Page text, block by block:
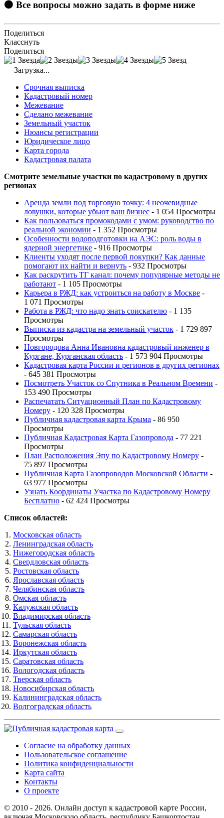
🟠 Все вопросы можно задать в форме ниже
Поделиться
Класснуть
Поделиться
Загрузка...
Срочная выписка
Кадастровый номер
Межевание
Сделано межевание
Земельный участок
Нюансы регистрации
Юридическое лицо
Карта города
Кадастровая палата
Смотрите земельные участки по кадастровому в других
регионах
Аренда земли под торговую точку: 4 неочевидные
ловушки, которые убьют ваш бизнес - 1 054 Просмотры
Как пользоваться промокодами с умом: руководство по
реальной экономии - 1 352 Просмотры
Особенности водоподготовки на АЭС: роль воды в
ядерной энергетике - 916 Просмотры
Клиенты уходят после первой покупки? Как данные
помогают их найти и вернуть - 932 Просмотры
Как раскрутить ТГ канал: почему популярные методы не
работают - 1 105 Просмотры
Карьера в РЖД: как устроиться на работу в Москве -
1 071 Просмотры
Работа в РЖД: что надо знать соискателю - 1 135
Просмотры
Выписка из кадастра на земельный участок - 1 729 897
Просмотры
Новгородова Анна Ивановна кадастровый инженер в
Кургане, Курганская область - 1 573 904 Просмотры
Кадастровая карта России и регионов в других регионах
- 645 381 Просмотры
Посмотреть Участок со Спутника в Реальном Времени -
153 490 Просмотры
Распечатать Ситуационный План по Кадастровому
Номеру - 120 328 Просмотры
Публичная кадастровая карта Крыма - 86 950
Просмотры
Публичная Кадастровая Карта Газопровода - 77 221
Просмотры
План Расположения Эпу по Кадастровому Номеру -
75 897 Просмотры
Публичная Карта Газопроводов Московской Области -
63 977 Просмотры
Узнать Координаты Участка по Кадастровому Номеру
Бесплатно - 62 424 Просмотры
Список областей:
Московская область
Ленинградская область
Нижегородская область
Свердловская область
Ростовская область
Ярославская область
Челябинская область
Омская область
Калужская область
Владимирская область
Тульская область
Самарская область
Воронежская область
Иркутская область
Саратовская область
Вологодская область
Тверская область
Новосибирская область
Калининградская область
Волгоградская область
Согласие на обработку данных
Пользовательское соглашение
Политика конфиденциальности
Карта сайта
Контакты
О проекте
© 2010 - 2026. Онлайн доступ к кадастровой карте России,